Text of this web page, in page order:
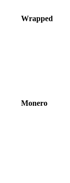
Wrapped
Monero